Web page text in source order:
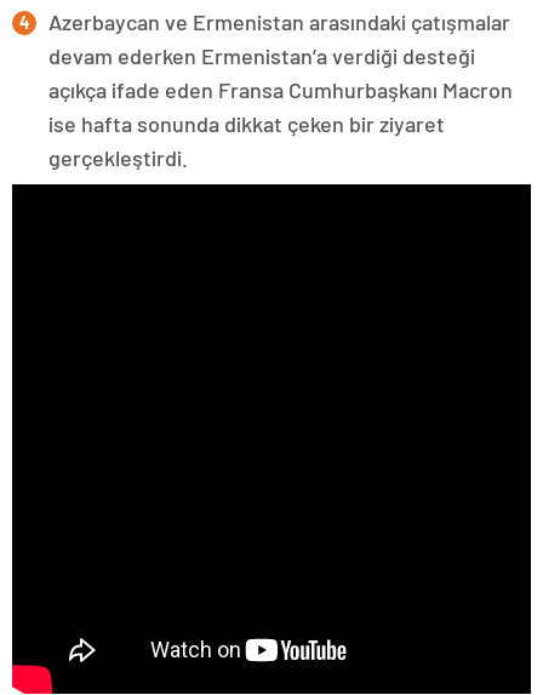
Azerbaycan ve Ermenistan arasındaki çatışmalar
devam ederken Ermenistan’a verdiği desteği
açıkça ifade eden Fransa Cumhurbaşkanı Macron
ise hafta sonunda dikkat çeken bir ziyaret
gerçekleştirdi.